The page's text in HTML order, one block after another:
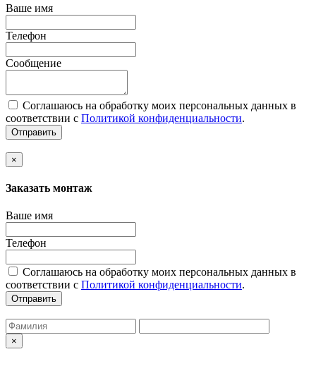
Ваше имя
Телефон
Сообщение
Соглашаюсь на обработку моих персональных данных в
соответствии с Политикой конфиденциальности.
Отправить
×
Заказать монтаж
Ваше имя
Телефон
Соглашаюсь на обработку моих персональных данных в
соответствии с Политикой конфиденциальности.
Отправить
×